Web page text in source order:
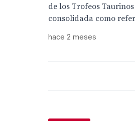
de los Trofeos
consolidada como
hace 2 meses